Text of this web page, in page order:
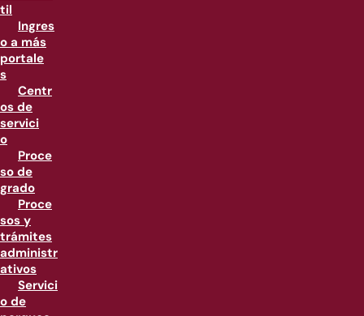
til
Ingres
o a más
portale
s
Centr
os de
servici
o
Proce
so de
grado
Proce
sos y
trámites
administr
ativos
Servici
o de